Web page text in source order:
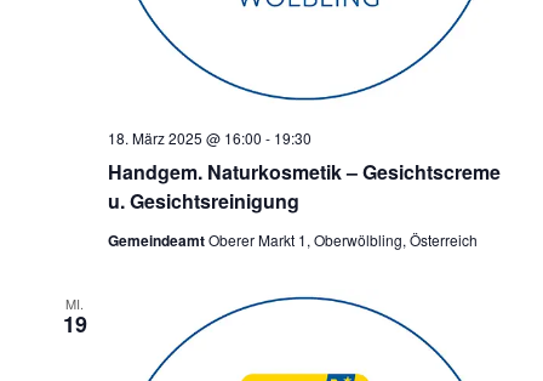
Handgem. Naturkosmetik – Gesichtscreme
u. Gesichtsreinigung
18. März 2025 @ 16:00 - 19:30
GemeindeamtOberer Markt 1, Oberwölbling, Österreich
MI.
19